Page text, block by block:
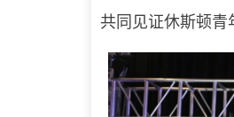
共同见证休斯顿青